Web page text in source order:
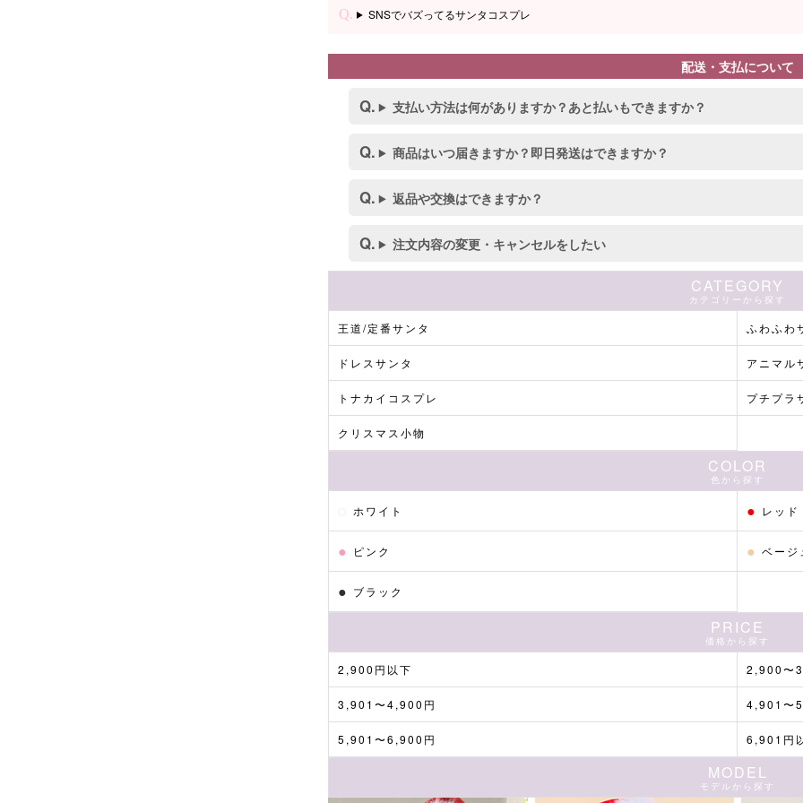
SNSでバズってるサンタコスプレ
配送・支払について
支払い方法は何がありますか？あと払いもできますか？
商品はいつ届きますか？即日発送はできますか？
返品や交換はできますか？
注文内容の変更・キャンセルをしたい
CATEGORY
カテゴリーから探す
王道/定番サンタ ふわふわ
ドレスサンタ アニマル
トナカイコスプレ プチプラ
クリスマス小物
COLOR
色から探す
ホワイト ● レッド
● ピンク ● ベージ
● ブラック
PRICE
価格から探す
2,900円以下 2,900〜
3,901〜4,900円 4,901〜
5,901〜6,900円 6,901円
MODEL
モデルから探す